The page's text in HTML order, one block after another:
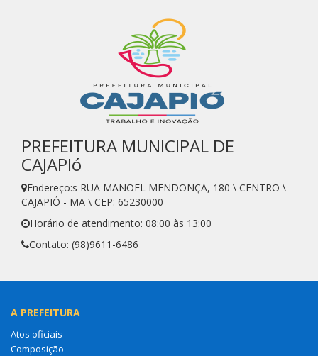
PREFEITURA MUNICIPAL DE
CAJAPIó
Endereço:s RUA MANOEL MENDONÇA, 180 \ CENTRO \
CAJAPIÓ - MA \ CEP: 65230000
Horário de atendimento: 08:00 às 13:00
Contato: (98)9611-6486
A PREFEITURA
Atos oficiais
Composição